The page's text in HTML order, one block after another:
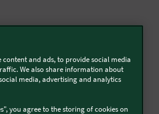
content and ads, to provide social media
We also share information about
media, advertising and analytics
you agree to the storing of cookies on